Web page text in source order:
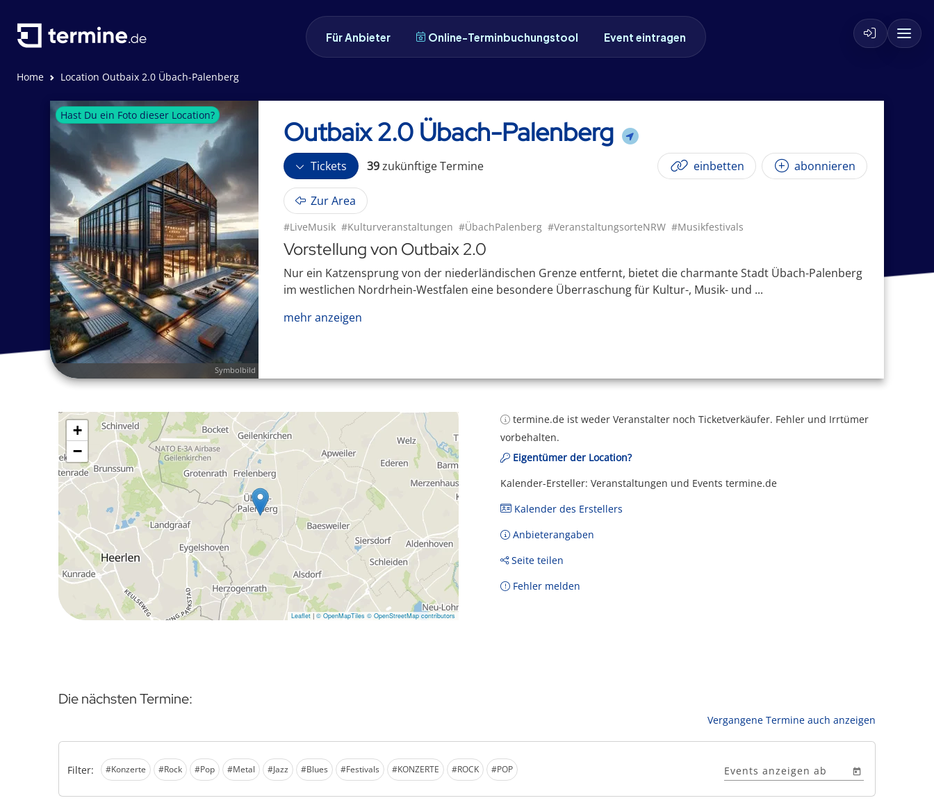
Für Anbieter Online-Terminbuchungstool Event eintragen
Home Location Outbaix 2.0 Übach-Palenberg
Symbolbild
Hast Du ein Foto dieser Location?
Outbaix 2.0 Übach-Palenberg
Tickets 39zukünftigeTermine einbetten abonnieren
Zur Area
#LiveMusik #Kulturveranstaltungen #ÜbachPalenberg #VeranstaltungsorteNRW #Musikfestivals
Vorstellung von Outbaix 2.0
Nur ein Katzensprung von der niederländischen Grenze entfernt, bietet die charmante Stadt Übach-Palenberg
im westlichen Nordrhein-Westfalen eine besondere Überraschung für Kultur-, Musik- und ...
mehr anzeigen
+
−
Leaflet | © OpenMapTiles © OpenStreetMap contributors
termine.de ist weder Veranstalter noch Ticketverkäufer. Fehler und Irrtümer
vorbehalten.
Eigentümer der Location?
Kalender-Ersteller: Veranstaltungen und Events termine.de
Kalender des Erstellers
Anbieterangaben
Seite teilen
Fehler melden
Die nächsten Termine:
Vergangene Termine auch anzeigen
Filter: #Konzerte #Rock #Pop #Metal #Jazz #Blues #Festivals #KONZERTE #ROCK #POP Events anzeigen ab